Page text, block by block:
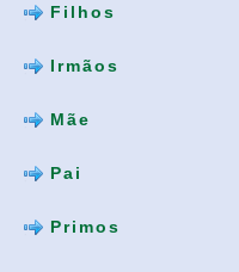
Filhos
Irmãos
Mãe
Pai
Primos